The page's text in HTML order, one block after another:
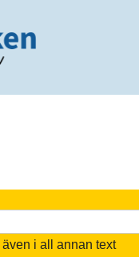
även i all annan text